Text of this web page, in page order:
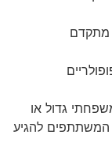
מתקדם
גדול או
יאפשר לכל המשתתפים להגיע